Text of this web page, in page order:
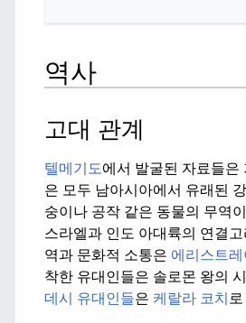
역사
고대 관계
텔메기도에서 발굴된 자료들
은 모두 남아시아에서 유래된
숭이나 공작 같은 동물의 무역
스라엘과 인도 아대륙의 연결
역과 문화적 소통은 에리스트
착한 유대인들은 솔로몬 왕의
데시 유대인들은 케랄라 코치